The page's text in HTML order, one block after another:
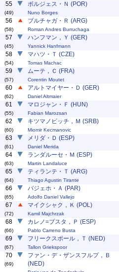
55
(49)
ボルジェス・Ｎ (POR)
Nuno Borges
56
(58)
ブルチャガ・Ｒ (ARG)
Roman Andres Burruchaga
57
(45)
ハンフマン，Ｙ (GER)
Yannick Hanfmann
58
(54)
マハツ・Ｔ (CZE)
Tomas Machac
59
(57)
ムーテ，Ｃ (FRA)
Corentin Moutet
60
(62)
アルトマイヤー・Ｄ (GER)
Daniel Altmaier
61
(55)
マロジャン・Ｆ (HUN)
Fabian Marozsan
62
(60)
キツマノビッチ，Ｍ (SRB)
Miomir Kecmanovic
63
(61)
メリダ・Ｄ (ESP)
Daniel Merida
64
(63)
ランダルーセ・Ｍ (ESP)
Martin Landaluce
65
(64)
ティランテ・Ｔ (ARG)
Thiago Agustin Tirante
66
(65)
バジェホ・Ａ (PAR)
Adolfo Daniel Vallejo
67
(72)
マイクシャク，Ｋ (POL)
Kamil Majchrzak
68
(66)
カレノ=ブスタ，Ｐ (ESP)
Pablo Carreno Busta
69
(67)
フリークスポール，Ｔ (NED)
Tallon Griekspoor
70
(69)
ファン・デ・ザンスフルプ，Ｂ
(NED)